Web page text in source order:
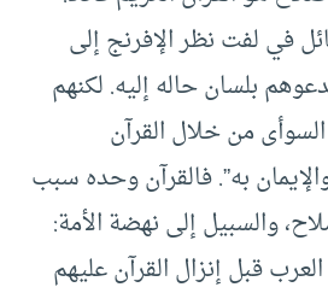
في لفت نظر الإفرنج إلى
بلسان حاله إليه. لكنهم
من خلال القرآن
به”. فالقرآن وحده سبب
والسبيل إلى نهضة الأمة:
قبل إنزال القرآن عليهم